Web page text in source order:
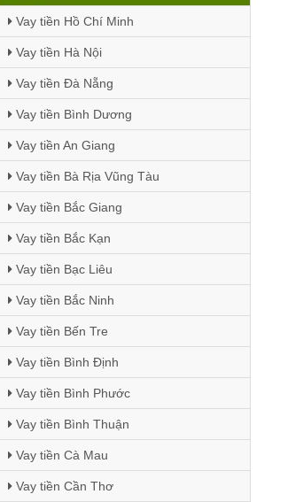
Vay tiền Hồ Chí Minh
Vay tiền Hà Nội
Vay tiền Đà Nẵng
Vay tiền Bình Dương
Vay tiền An Giang
Vay tiền Bà Rịa Vũng Tàu
Vay tiền Bắc Giang
Vay tiền Bắc Kạn
Vay tiền Bạc Liêu
Vay tiền Bắc Ninh
Vay tiền Bến Tre
Vay tiền Bình Định
Vay tiền Bình Phước
Vay tiền Bình Thuận
Vay tiền Cà Mau
Vay tiền Cần Thơ